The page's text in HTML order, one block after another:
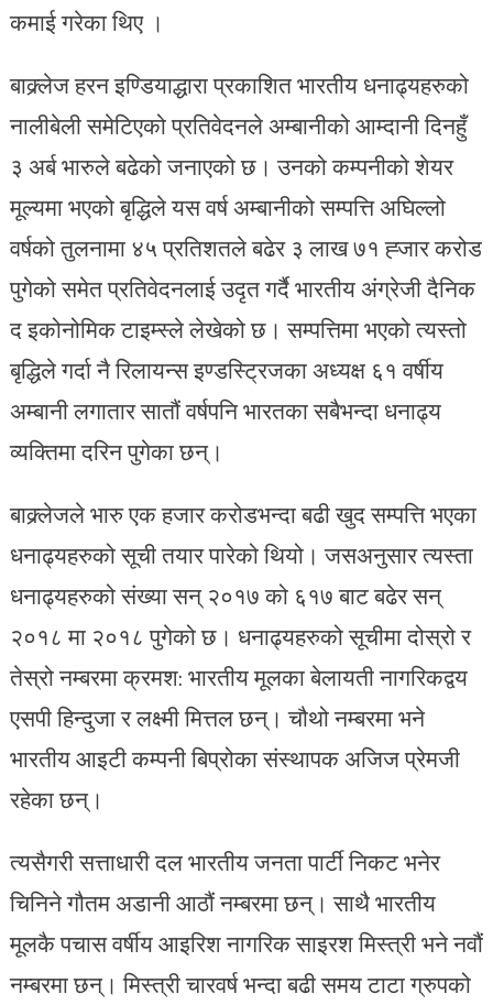
कमाई गरेका थिए ।
बाक्र्लेज हरन इण्डियाद्धारा प्रकाशित भारतीय धनाढ्यहरुको
नालीबेली समेटिएको प्रतिवेदनले अम्बानीको आम्दानी दिनहुँ
३ अर्ब भारुले बढेको जनाएको छ। उनको कम्पनीको शेयर
मूल्यमा भएको बृद्धिले यस वर्ष अम्बानीको सम्पत्ति अघिल्लो
वर्षको तुलनामा ४५ प्रतिशतले बढेर ३ लाख ७१ ह्जार करोड
पुगेको समेत प्रतिवेदनलाई उदृत गर्दै भारतीय अंग्रेजी दैनिक
द इकोनोमिक टाइम्स्ले लेखेको छ। सम्पत्तिमा भएको त्यस्तो
बृद्धिले गर्दा नै रिलायन्स इण्डस्ट्रिजका अध्यक्ष ६१ वर्षीय
अम्बानी लगातार सातौं वर्षपनि भारतका सबैभन्दा धनाढ्य
व्यक्तिमा दरिन पुगेका छन्।
बाक्र्लेजले भारु एक हजार करोडभन्दा बढी खुद सम्पत्ति भएका
धनाढ्यहरुको सूची तयार पारेको थियो। जसअनुसार त्यस्ता
धनाढ्यहरुको संख्या सन् २०१७ को ६१७ बाट बढेर सन्
२०१८ मा २०१८ पुगेको छ। धनाढ्यहरुको सूचीमा दोस्रो र
तेस्रो नम्बरमा क्रमश: भारतीय मूलका बेलायती नागरिकद्वय
एसपी हिन्दुजा र लक्ष्मी मित्तल छन्। चौथो नम्बरमा भने
भारतीय आइटी कम्पनी बिप्रोका संस्थापक अजिज प्रेमजी
रहेका छन्।
त्यसैगरी सत्ताधारी दल भारतीय जनता पार्टी निकट भनेर
चिनिने गौतम अडानी आठौं नम्बरमा छन्। साथै भारतीय
मूलकै पचास वर्षीय आइरिश नागरिक साइरश मिस्त्री भने नवौं
नम्बरमा छन्। मिस्त्री चारवर्ष भन्दा बढी समय टाटा ग्रुपको